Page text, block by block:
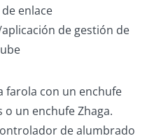
enlace
de gestión de
farola con un enchufe
o un enchufe Zhaga.
de alumbrado